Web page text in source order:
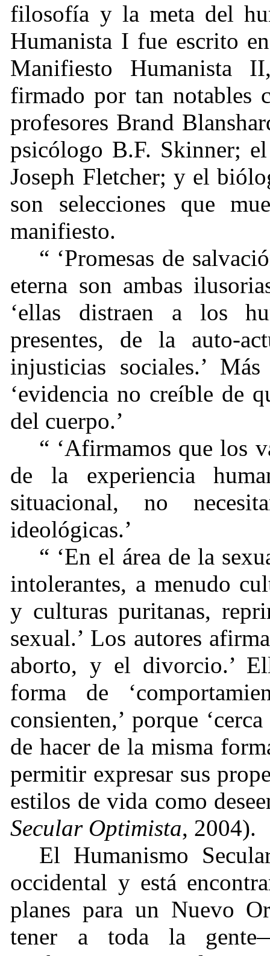
filosofía y la meta del
Humanista I fue escrito
Manifiesto Humanista
firmado por tan notables
profesores Brand
psicólogo B.F. Skinner;
Joseph Fletcher; y el
son selecciones que
manifiesto.
“ ‘Promesas de
eterna son ambas
‘ellas distraen a los
presentes, de la auto-
injusticias sociales.’
‘evidencia no creíble de
del cuerpo.’
“ ‘Afirmamos que los
de la experiencia
situacional, no
ideológicas.’
“ ‘En el área de la
intolerantes, a menudo
y culturas puritanas,
sexual.’ Los autores
aborto, y el divorcio.’
forma de
consienten,’ porque
de hacer de la misma
permitir expresar sus
estilos de vida como
Secular Optimista, 2004).
El Humanismo
occidental y está
planes para un Nuevo
tener a toda la